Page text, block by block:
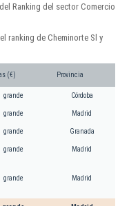
Ranking del sector Comercio
ranking de Cheminorte Sl y
(€) Provincia
grande Córdoba
grande Madrid
grande Granada
grande Madrid
grande Madrid